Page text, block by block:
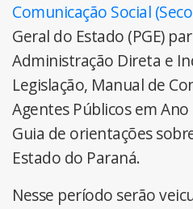
Comunicação Social
Geral do Estado (PGE)
Administração Direta e
Legislação, Manual de
Agentes Públicos em Ano
Guia de orientações
Estado do Paraná.
Nesse período serão